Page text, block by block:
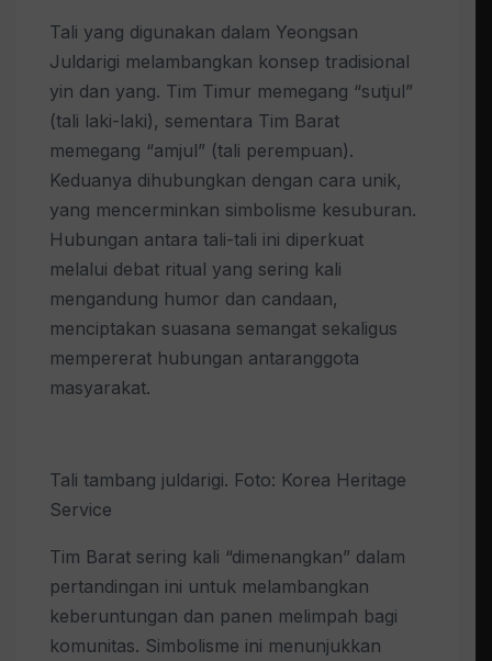
Tali yang digunakan dalam Yeongsan
Juldarigi melambangkan konsep tradisional
yin dan yang. Tim Timur memegang “sutjul”
(tali laki-laki), sementara Tim Barat
memegang “amjul” (tali perempuan).
Keduanya dihubungkan dengan cara unik,
yang mencerminkan simbolisme kesuburan.
Hubungan antara tali-tali ini diperkuat
melalui debat ritual yang sering kali
mengandung humor dan candaan,
menciptakan suasana semangat sekaligus
mempererat hubungan antaranggota
masyarakat.
Tali tambang juldarigi. Foto: Korea Heritage
Service
Tim Barat sering kali “dimenangkan” dalam
pertandingan ini untuk melambangkan
keberuntungan dan panen melimpah bagi
komunitas. Simbolisme ini menunjukkan